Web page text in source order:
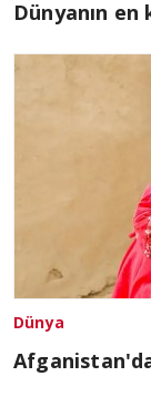
Dünyanın en
Dünya